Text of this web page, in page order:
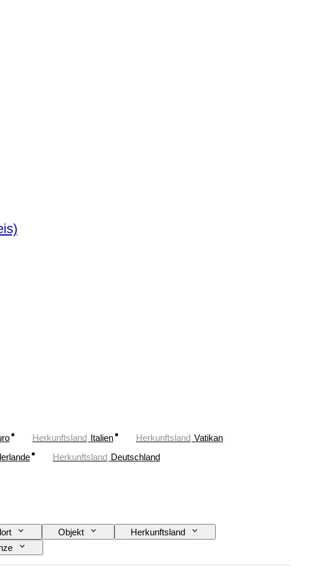
Herkunftsland Italien Herkunftsland Vatikan
Herkunftsland Deutschland
Objekt
Herkunftsland